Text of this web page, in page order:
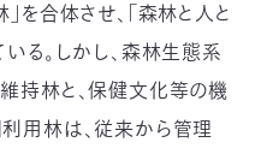
を合体させ、「森林と人と
る。しかし、森林生態系
持林と、保健文化等の機
用林は、従来から管理